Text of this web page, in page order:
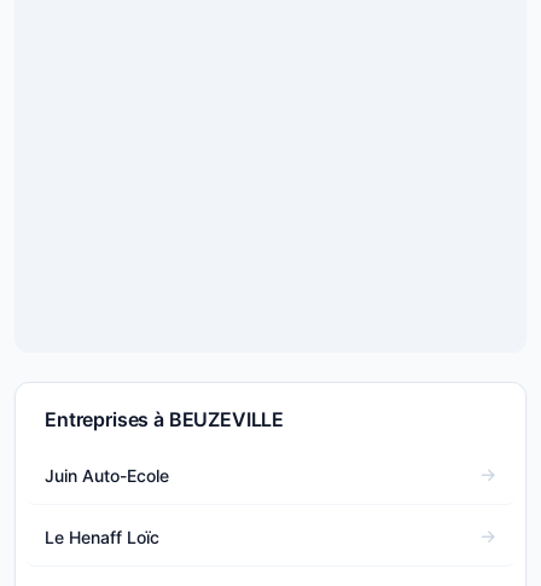
Entreprises à BEUZEVILLE
Juin Auto-Ecole
Le Henaff Loïc